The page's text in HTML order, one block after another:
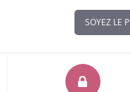
SOYEZ LE